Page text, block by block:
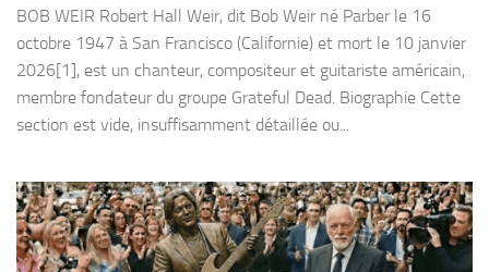
BOB WEIR Robert Hall Weir, dit Bob Weir né Parber le 16
octobre 1947 à San Francisco (Californie) et mort le 10 janvier
2026[1], est un chanteur, compositeur et guitariste américain,
membre fondateur du groupe Grateful Dead. Biographie Cette
section est vide, insuffisamment détaillée ou...